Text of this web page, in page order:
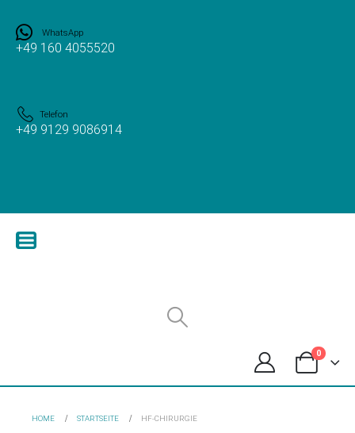
WhatsApp
+49 160 4055520
Telefon
+49 9129 9086914
0
HOME STARTSEITE HF-CHIRURGIE